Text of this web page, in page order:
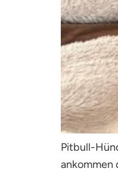
Pitbull-
ankommen